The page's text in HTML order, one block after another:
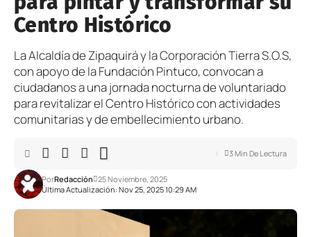
Centro Histórico
La Alcaldía de Zipaquirá y la Corporación Tierra S.O.S,
con apoyo de la Fundación Pintuco, convocan a
ciudadanos a una jornada nocturna de voluntariado
para revitalizar el Centro Histórico con actividades
comunitarias y de embellecimiento urbano.
Última Actualización: Nov 25, 2025 10:29 AM
PorRedacción 25 Noviembre, 2025
3 Min De Lectura